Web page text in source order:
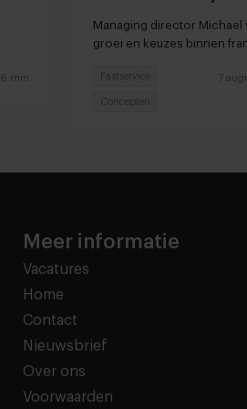
6 min
door to go-locaties
Managing director Michael
groei en keuzes binnen
7
Fastservice
Concepten
Meer informatie
Vacatures
Home
Contact
Nieuwsbrief
Over ons
Voorwaarden